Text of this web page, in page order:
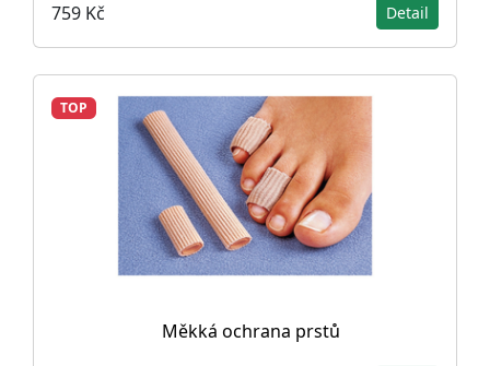
759 Kč Detail
TOP
Měkká ochrana prstů